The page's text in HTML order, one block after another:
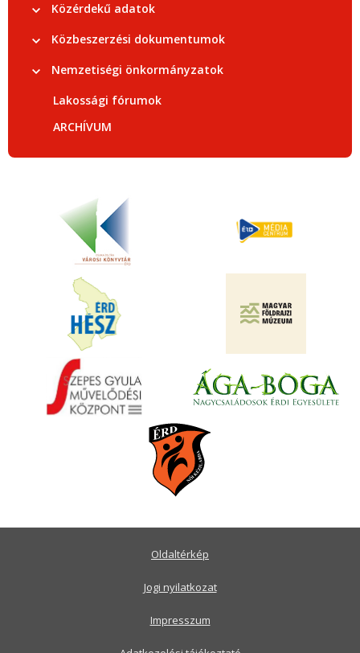
Közérdekű adatok
Közbeszerzési dokumentumok
Nemzetiségi önkormányzatok
Lakossági fórumok
ARCHÍVUM
Oldaltérkép
Jogi nyilatkozat
Impresszum